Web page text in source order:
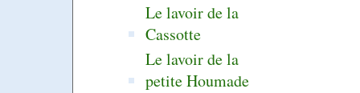
Le lavoir de la
Cassotte
Le lavoir de la
petite Houmade